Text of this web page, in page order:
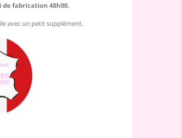
fabrication 48h00.
avec un petit supplément.